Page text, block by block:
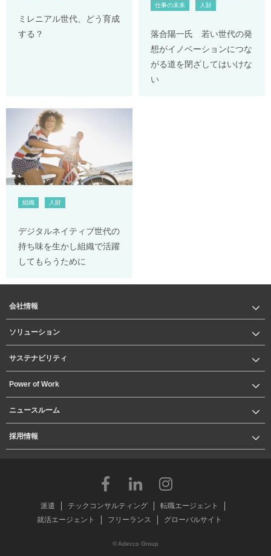
ミレニアル世代、どう育成
する？
仕事の未来 人財
落合陽一氏 若い世代の発
想がイノベーションにつな
がる道を閉ざしてはいけな
い
組織 人財
デジタルネイティブ世代の
持ち味を生かし組織で活躍
してもらうために
会社情報
ソリューション
サステナビリティ
Power of Work
ニュースルーム
採用情報
派遣 テックコンサルティング
転職エージェント
就活エージェント
フリーランス グローバルサイト
© Adecco Group